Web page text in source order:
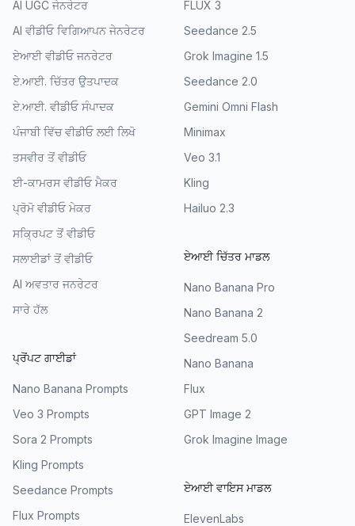
AI UGC ਜੇਨਰੇਟਰ
AI ਵੀਡੀਓ ਵਿਗਿਆਪਨ ਜੇਨਰੇਟਰ
ਏਆਈ ਵੀਡੀਓ ਜਨਰੇਟਰ
ਏ.ਆਈ. ਚਿੱਤਰ ਉਤਪਾਦਕ
ਏ.ਆਈ. ਵੀਡੀਓ ਸੰਪਾਦਕ
ਪੰਜਾਬੀ ਵਿੱਚ ਵੀਡੀਓ ਲਈ ਲਿਖੋ
ਤਸਵੀਰ ਤੋਂ ਵੀਡੀਓ
ਈ-ਕਾਮਰਸ ਵੀਡੀਓ ਮੈਕਰ
ਪ੍ਰੋਮੋ ਵੀਡੀਓ ਮੇਕਰ
ਸਕ੍ਰਿਪਟ ਤੋਂ ਵੀਡੀਓ
ਸਲਾਈਡਾਂ ਤੋਂ ਵੀਡੀਓ
AI ਅਵਤਾਰ ਜਨਰੇਟਰ
ਸਾਰੇ ਹੱਲ
ਪ੍ਰੋਂਪਟ ਗਾਈਡਾਂ
Nano Banana Prompts
Veo 3 Prompts
Sora 2 Prompts
Kling Prompts
Seedance Prompts
Flux Prompts
FLUX 3
Seedance 2.5
Grok Imagine 1.5
Seedance 2.0
Gemini Omni Flash
Minimax
Veo 3.1
Kling
Hailuo 2.3
ਏਆਈ ਚਿੱਤਰ ਮਾਡਲ
Nano Banana Pro
Nano Banana 2
Seedream 5.0
Nano Banana
Flux
GPT Image 2
Grok Imagine Image
ਏਆਈ ਵਾਇਸ ਮਾਡਲ
ElevenLabs